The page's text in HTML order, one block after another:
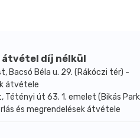
átvétel díj nélkül
Bacsó Béla u. 29. (Rákóczi tér) -
átvétele
Tétényi út 63. 1. emelet (Bikás
és megrendelések átvétele